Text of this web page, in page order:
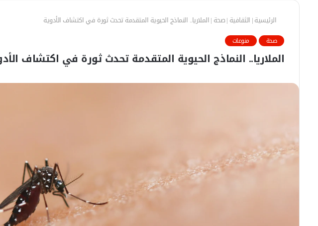
الرئيسية| الثقافية |صحة |الملاريا.. النماذج الحيوية المتقدمة تحدث ثورة في اكتشاف الأدوية
صحة منوعات
الملاريا.. النماذج الحيوية المتقدمة تحدث ثورة في اكتشاف